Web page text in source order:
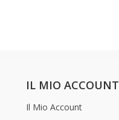
IL MIO ACCOUNT
Il Mio Account